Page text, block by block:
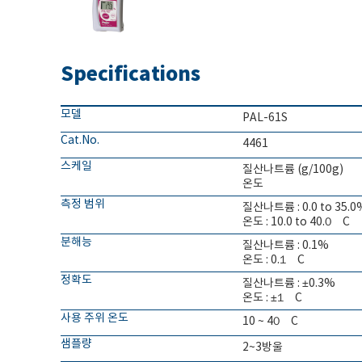
Specifications
모델
PAL-61S
Cat.No.
4461
스케일
질산나트륨 (g/100g)
온도
측정 범위
질산나트륨 : 0.0 to
온도 : 10.0 to 40.0゚C
분해능
질산나트륨 : 0.1%
온도 : 0.1゚C
정확도
질산나트륨 : ±0.3%
온도 : ±1゚C
사용 주위 온도
10 ~ 40゚C
샘플량
2~3방울